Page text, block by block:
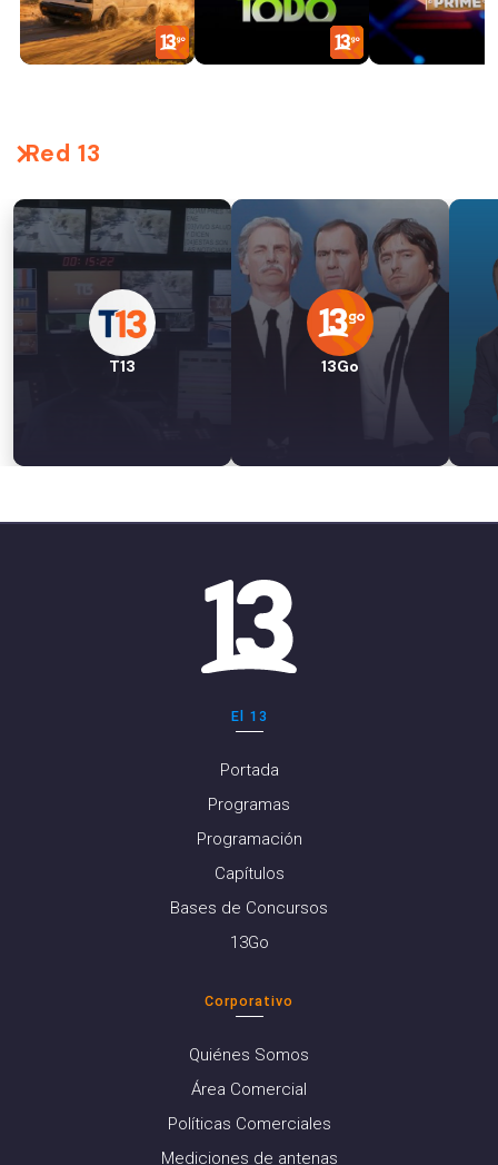
Red 13
T13 13Go
El 13
Portada
Programas
Programación
Capítulos
Bases de Concursos
13Go
Corporativo
Quiénes Somos
Área Comercial
Políticas Comerciales
Mediciones de antenas